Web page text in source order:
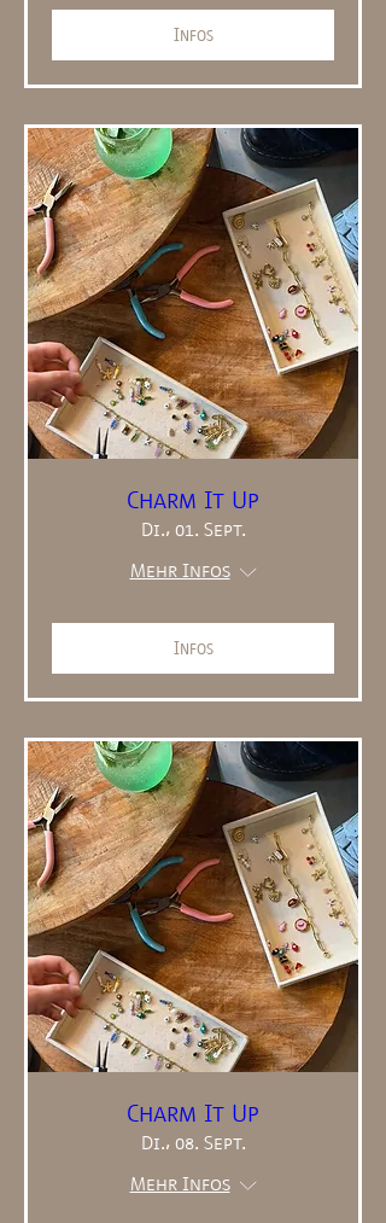
Infos
Charm It Up
Di., 01. Sept.
Mehr Infos
Infos
Charm It Up
Di., 08. Sept.
Mehr Infos